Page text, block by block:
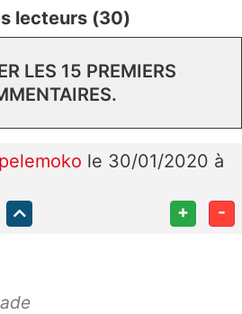
lecteurs (30)
LES 15 PREMIERS
le 30/01/2020 à
+ -